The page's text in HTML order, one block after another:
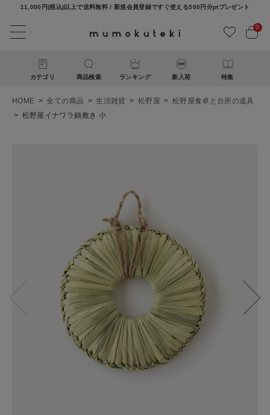
11,000円(税込)以上で送料無料 / 新規会員登録ですぐ使える500円分ptプレゼント
0
カテゴリ 商品検索 ランキング 新入荷 特集
新規会員登録
HOME 全ての商品 生活雑貨 松野屋
松野屋食卓と台所の道具
松野屋イナワラ鍋敷き 小